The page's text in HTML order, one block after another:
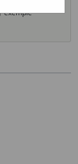
exemple